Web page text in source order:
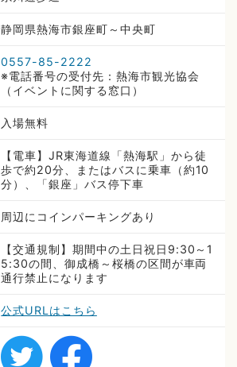
静岡県熱海市銀座町～中央町
0557-85-2222
※電話番号の受付先：熱海市観光協会
（イベントに関する窓口）
入場無料
【電車】JR東海道線「熱海駅」から徒
歩で約20分、またはバスに乗車（約10
分）、「銀座」バス停下車
周辺にコインパーキングあり
【交通規制】期間中の土日祝日9:30～1
5:30の間、御成橋～桜橋の区間が車両
通行禁止になります
公式URLはこちら